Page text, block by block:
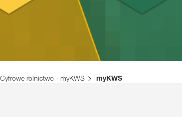
Cyfrowe rolnictwo - myKWS myKWS